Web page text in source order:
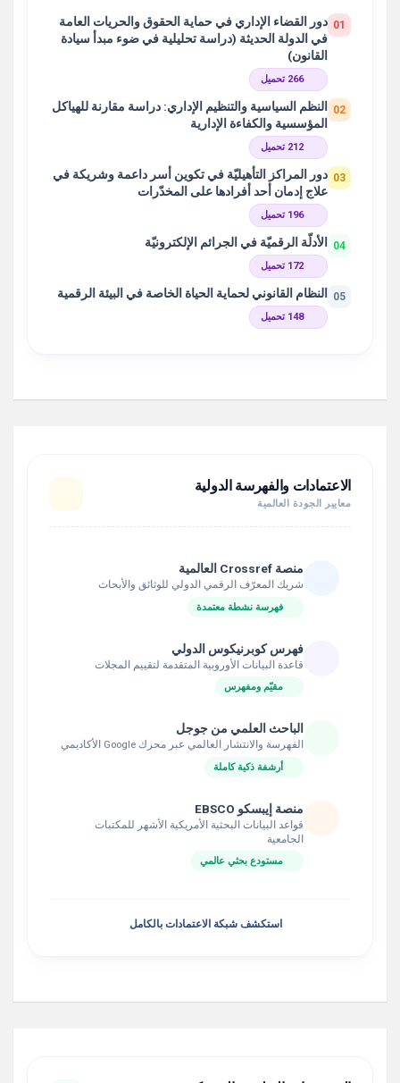
01 دور القضاء الإداري في حماية الحقوق والحريات العامة
في الدولة الحديثة (دراسة تحليلية في ضوء مبدأ سيادة
القانون)
266 تحميل
02
النظم السياسية والتنظيم الإداري: دراسة مقارنة للهياكل
المؤسسية والكفاءة الإدارية
212 تحميل
03 دور المراكز التأهيليّة في تكوين أسر داعمة وشريكة في
علاج إدمان أحد أفرادها على المخدّرات
196 تحميل
04 الأدلّة الرقميّة في الجرائم الإلكترونيّة
172 تحميل
05 النظام القانوني لحماية الحياة الخاصة في البيئة الرقمية
148 تحميل
الاعتمادات والفهرسة الدولية
معايير الجودة العالمية
منصة Crossref العالمية
شريك المعرّف الرقمي الدولي للوثائق والأبحاث
فهرسة نشطة معتمدة
فهرس كوبرنيكوس الدولي
قاعدة البيانات الأوروبية المتقدمة لتقييم المجلات
مقيّم ومفهرس
الباحث العلمي من جوجل
الفهرسة والانتشار العالمي عبر محرك Google الأكاديمي
أرشفة ذكية كاملة
منصة إيبسكو EBSCO
قواعد البيانات البحثية الأمريكية الأشهر للمكتبات
الجامعية
مستودع بحثي عالمي
استكشف شبكة الاعتمادات بالكامل